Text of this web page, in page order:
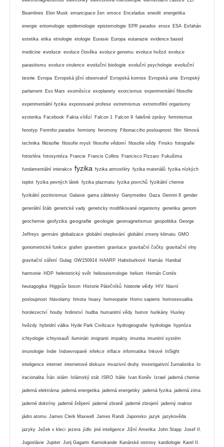
Beamlines Elon Musk emancipace žen emoce Enceladus eneolit energetika
energie entomologie epidemiologie epistemologie EPR paradox eroze ESA Esfahán
estetika etika etnologie etologie Eurasie Europa eutanazie evidence based
medicine evoluce evoluce člověka evoluce genomu evoluce hvězd evoluce
parasitismu evoluce virulence evoluční biologie evoluční psychologie evoluční
teorie Evropa Evropská jižní observatoř Evropská komise Evropská unie Evropský
parlament Exo Mars exoměsíce exoplanety exorcismus experimentální filosofie
experimentální fyzika exponované profese extremismus extremofilní organismy
ezoterika Facebook Fakta vítězí Falcon 1 Falcon 9 falešné zprávy feminismus
fenotyp Fermiho paradox fermiony feromony Fibonacciho posloupnost film filmová
technika filosofie filosofie mysli filosofie vědomí filosofie vědy Finsko fotografie
fotosféra fotosyntéza Francie Francis Collins Francisco Pizzaro Fukušima
fundamentální interakce fyzika fyzika atmosféry fyzika materiálů fyzika nízkých
teplot fyzika pevných látek fyzika plazmatu fyzika povrchů fyzikální chemie
fyzikální pozitivismus Galaxie gama záblesky Ganymedes Gaza Gemini 8 gender
generální štáb genetické vady geneticky modifikované organismy genetika genom
geochemie geofyzika geografie geologie geomagnetismus geopolitika George
Jeffreys germáni globalizace globální oteplování globální zmeny klimatu GMO
goniometrické funkce grafen gravettien gravitace gravitační čočky gravitační vlny
gravitační záření Gulag GW150914 HAARP Habsburkové Hamás Hanibal
harmonie HDP helenistický svět helioseismologie helium Hernán Cortés
heutagogika Higgsův boson Historie Pátečníků historie vědy HIV hlavní
posloupnost hlavolamy hmota hoaxy homeopatie Homo sapiens homosexualita
horolezectví houby hrdinství hudba humanitní vědy humor hurikány Huxley
hvězdy hybridní válka Hyde Park Civilizace hydrogeografie hydrologie hypnóza
ichtyologie ichtyosauři ilumináti imigranti impakty imunita imunitní systém
imunologie Indie Indoevropané infekce inflace informatika Inkové InSight
inteligence internet internetové diskuze invazivní druhy investigativní žurnalistika Io
iracionalita Írán islám Islámský stát ISRO Itálie Ivan Koněv Izrael jaderná chemie
jaderná elektrárna jaderná energetika jaderná energetiky jaderná fyzika jaderná zima
jaderné doktríny jaderné štěpení jaderné zbraně jaderné zbrojení jaderný reaktor
jádro atomu James Clerk Maxwell James Randi Japonsko jazyk jazykověda
jazyky Ježek v kleci jezera jídlo jiné inteligence Jižní Amerika John Stapp Josef II.
Jugoslávie Jupiter Jurij Gagarin Kamiokande Kanárské ostrovy kardiologie Karel II.